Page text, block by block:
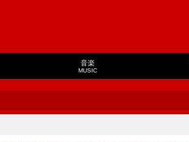
音楽
MUSIC